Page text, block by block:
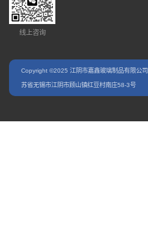
线上咨询
Copyright ©2025 江阴市嘉鑫玻璃制品有限公司
苏省无锡市江阴市顾山镇红豆村南庄58-3号